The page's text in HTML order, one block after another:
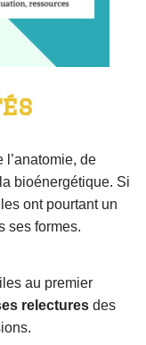
l’anatomie, de
bioénergétique. Si
ont pourtant un
ses formes.
au premier
relectures des